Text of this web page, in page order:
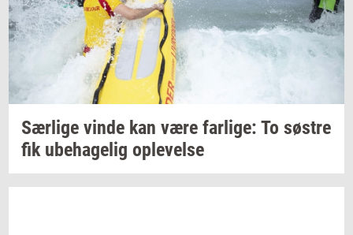
Sær­li­ge vinde kan være far­li­ge: To sø­stre
fik ube­ha­ge­lig op­le­vel­se